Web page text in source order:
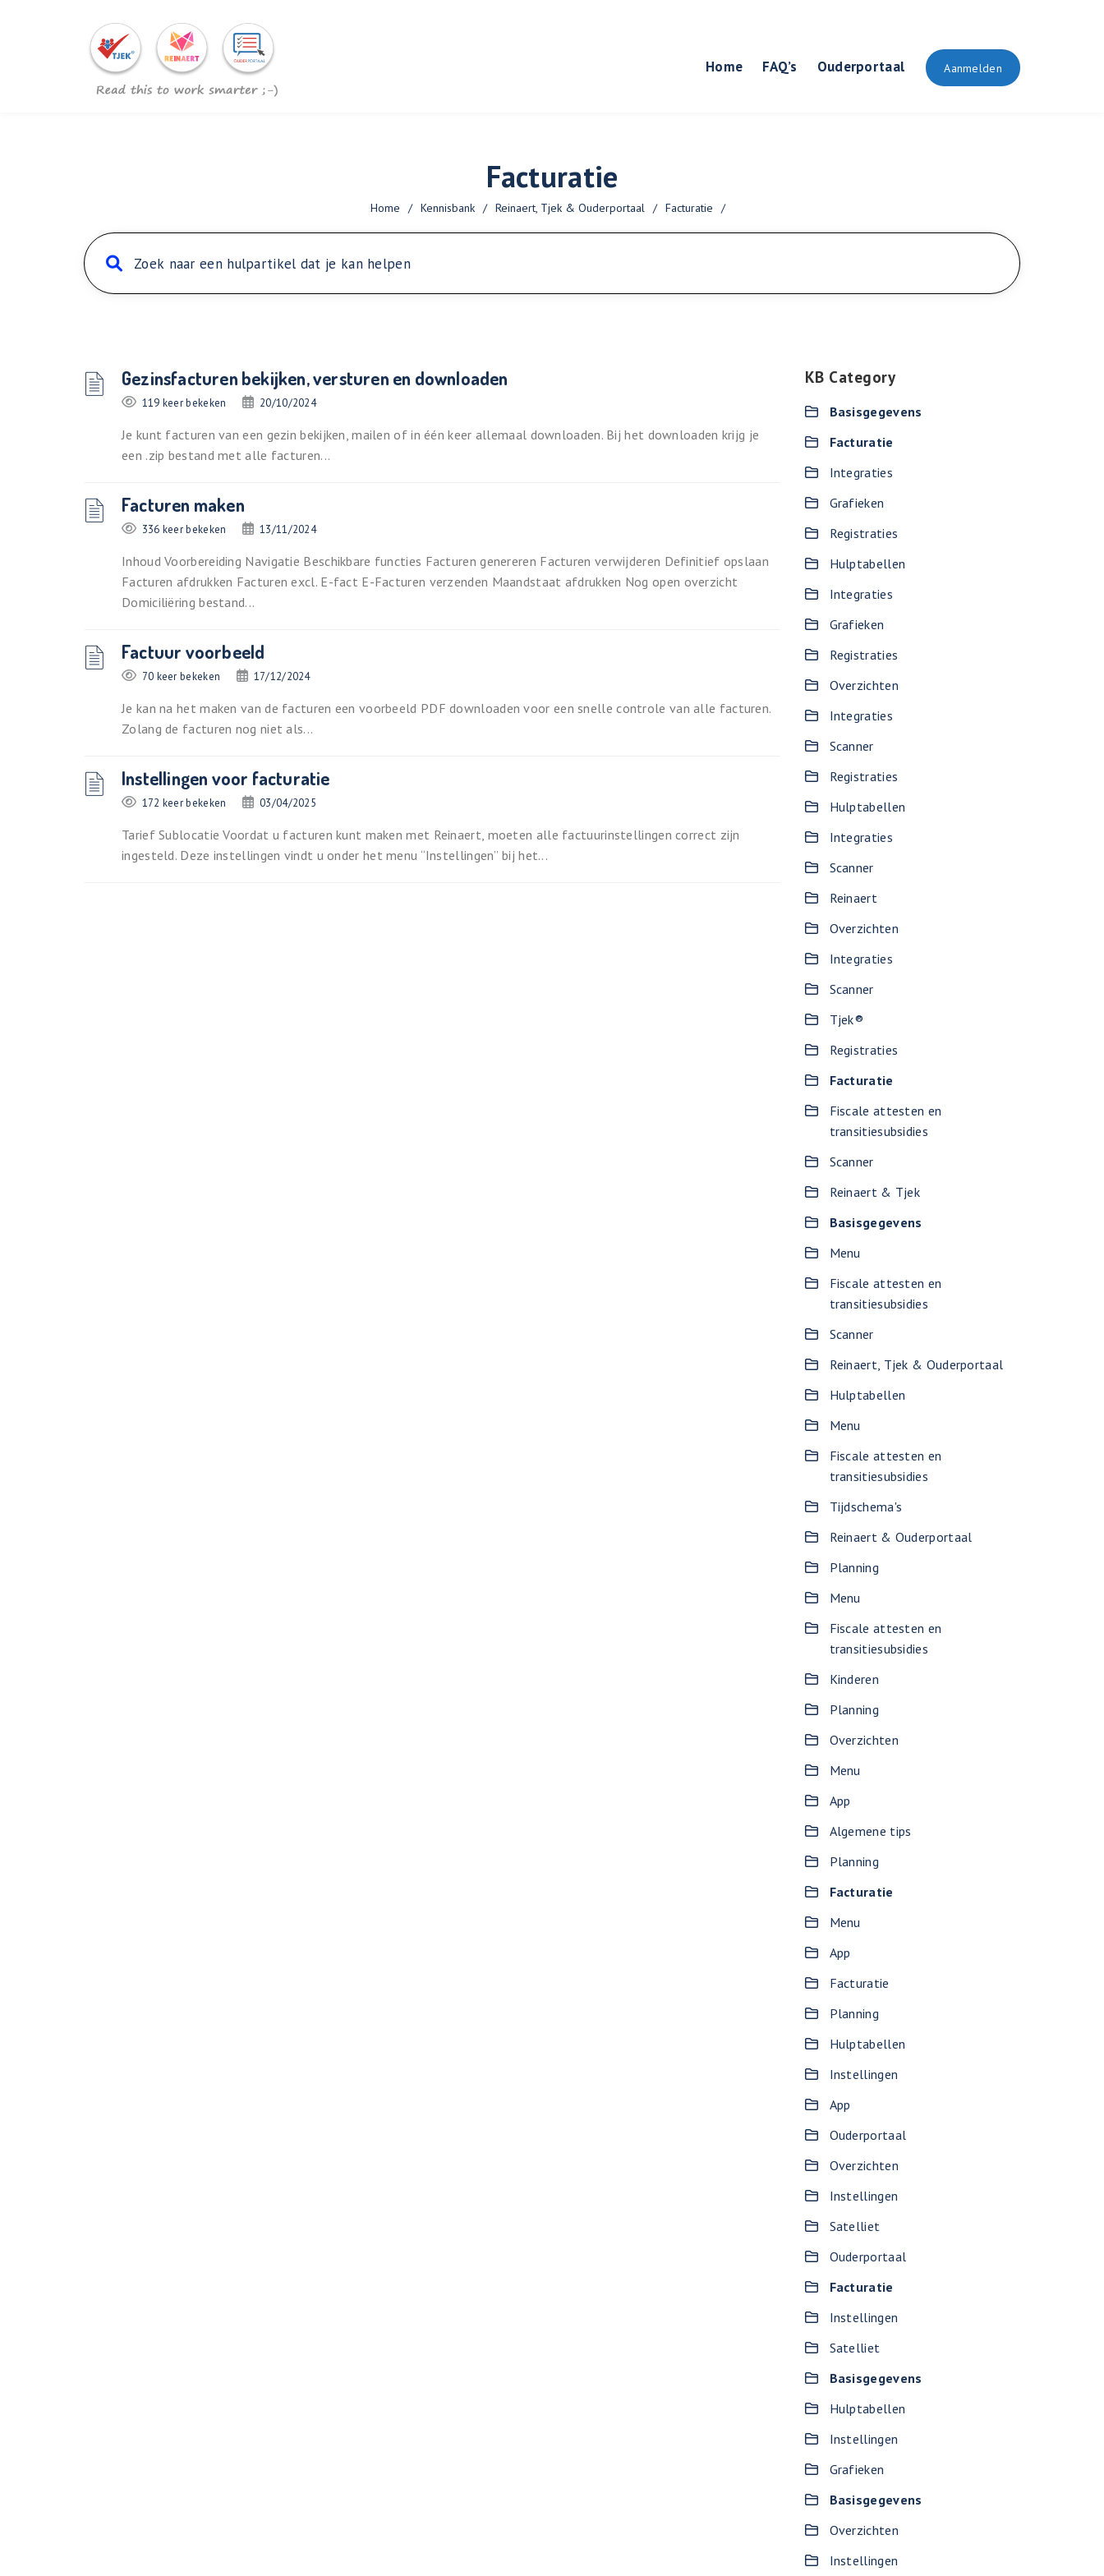
Aanmelden
Home FAQ’s Ouderportaal
Facturatie
Home / Kennisbank / Reinaert, Tjek & Ouderportaal / Facturatie /
Gezinsfacturen bekijken, versturen en downloaden
119 keer bekeken 20/10/2024
Je kunt facturen van een gezin bekijken, mailen of in één keer allemaal downloaden. Bij het downloaden krijg je
een .zip bestand met alle facturen...
Facturen maken
336 keer bekeken 13/11/2024
Inhoud Voorbereiding Navigatie Beschikbare functies Facturen genereren Facturen verwijderen Definitief opslaan
Facturen afdrukken Facturen excl. E-fact E-Facturen verzenden Maandstaat afdrukken Nog open overzicht
Domiciliëring bestand...
Factuur voorbeeld
70 keer bekeken 17/12/2024
Je kan na het maken van de facturen een voorbeeld PDF downloaden voor een snelle controle van alle facturen.
Zolang de facturen nog niet als...
Instellingen voor facturatie
172 keer bekeken 03/04/2025
Tarief Sublocatie Voordat u facturen kunt maken met Reinaert, moeten alle factuurinstellingen correct zijn
ingesteld. Deze instellingen vindt u onder het menu “Instellingen” bij het...
KB Category
Basisgegevens
Facturatie
Integraties
Grafieken
Registraties
Hulptabellen
Integraties
Grafieken
Registraties
Overzichten
Integraties
Scanner
Registraties
Hulptabellen
Integraties
Scanner
Reinaert
Overzichten
Integraties
Scanner
Tjek®
Registraties
Facturatie
Fiscale attesten en
transitiesubsidies
Scanner
Reinaert & Tjek
Basisgegevens
Menu
Fiscale attesten en
transitiesubsidies
Scanner
Reinaert, Tjek & Ouderportaal
Hulptabellen
Menu
Fiscale attesten en
transitiesubsidies
Tijdschema's
Reinaert & Ouderportaal
Planning
Menu
Fiscale attesten en
transitiesubsidies
Kinderen
Planning
Overzichten
Menu
App
Algemene tips
Planning
Facturatie
Menu
App
Facturatie
Planning
Hulptabellen
Instellingen
App
Ouderportaal
Overzichten
Instellingen
Satelliet
Ouderportaal
Facturatie
Instellingen
Satelliet
Basisgegevens
Hulptabellen
Instellingen
Grafieken
Basisgegevens
Overzichten
Instellingen